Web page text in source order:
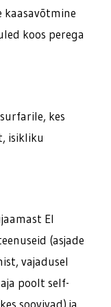
kaasavõtmine
koos perega
kes
isikliku
El
(asjade
vajadusel
poolt self-
soovivad) ja